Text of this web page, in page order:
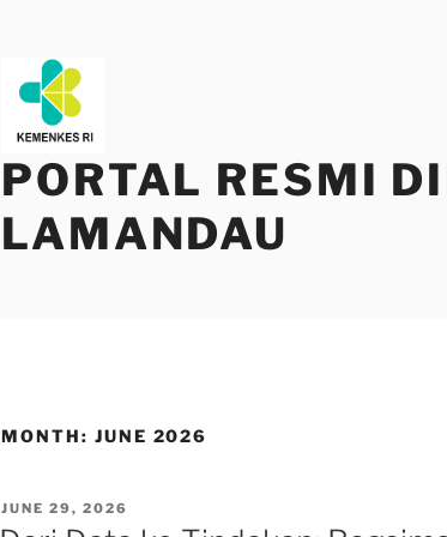
PORTAL RESMI
LAMANDAU
MONTH: JUNE 2026
POSTED
ON
JUNE 29, 2026